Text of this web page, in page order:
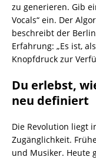
zu generieren. Gib
Vocals“ ein. Der
beschreibt der
Erfahrung: „Es ist,
Knopfdruck zur
Du erlebst,
neu definiert
Die Revolution liegt
Zugänglichkeit.
und Musiker. Heute